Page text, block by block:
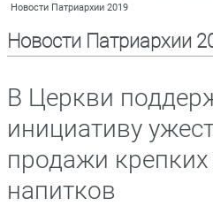
Новости Патриархии 2019
Новости Патриархии
В Церкви
инициативу
продажи
напитков